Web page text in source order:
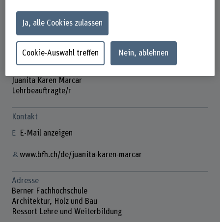
Juanita Karen Marcar
Lehrbeauftragte/r
Kontakt
E-Mail anzeigen
www.bfh.ch/de/juanita-karen-marcar
Adresse
Berner Fachhochschule
Architektur, Holz und Bau
Ressort Lehre und Weiterbildung
Ja, alle Cookies zulassen
Cookie-Auswahl treffen Nein, ablehnen